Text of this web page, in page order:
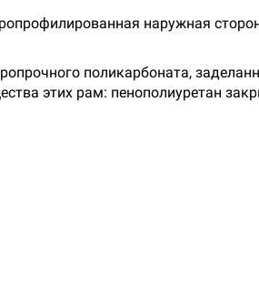
наружная
поликарбоната,
этих рам: пенополиуретан